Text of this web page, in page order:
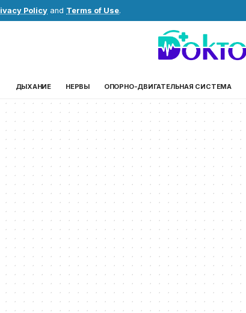
Policy and Terms of Use.
ДЫХАНИЕ НЕРВЫ ОПОРНО-ДВИГАТЕЛЬНАЯ СИСТЕМА